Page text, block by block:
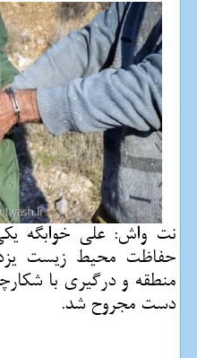
نت واش: علی خوابگه
حفاظت محیط زیست
منطقه و درگیری با
دست مجروح شد.